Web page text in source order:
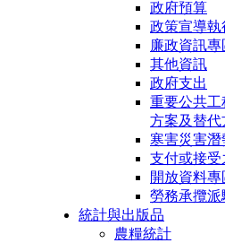
政府預算
政策宣導執
廉政資訊專
其他資訊
政府支出
重要公共
方案及替
寒害災害潛
支付或接受
開放資料專
勞務承攬
統計與出版品
農糧統計